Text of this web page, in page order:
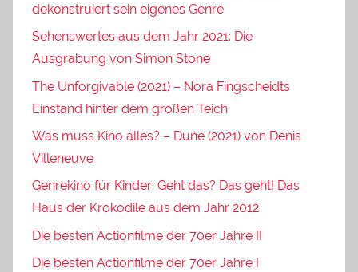
dekonstruiert sein eigenes Genre
Sehenswertes aus dem Jahr 2021: Die
Ausgrabung von Simon Stone
The Unforgivable (2021) – Nora Fingscheidts
Einstand hinter dem großen Teich
Was muss Kino alles? – Dune (2021) von Denis
Villeneuve
Genrekino für Kinder: Geht das? Das geht! Das
Haus der Krokodile aus dem Jahr 2012
Die besten Actionfilme der 70er Jahre II
Die besten Actionfilme der 70er Jahre I